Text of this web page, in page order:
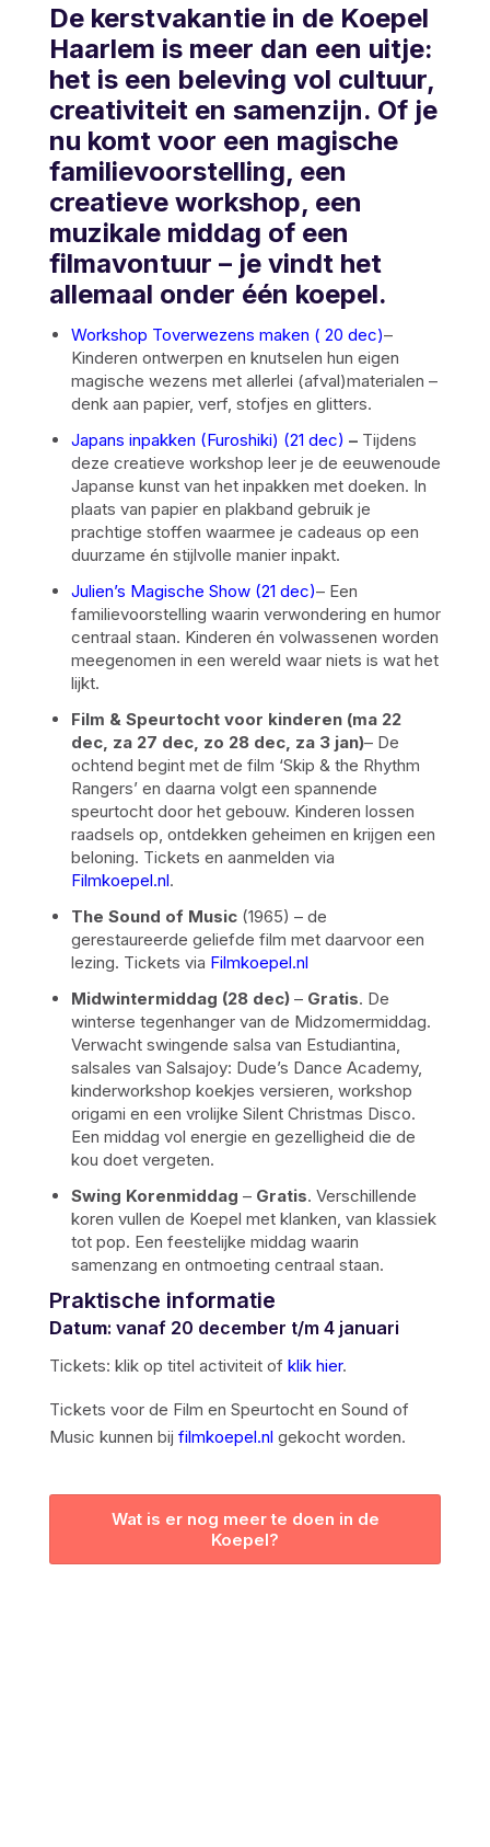
De kerstvakantie in de Koepel
Haarlem is meer dan een uitje:
het is een beleving vol cultuur,
creativiteit en samenzijn. Of je
nu komt voor een magische
familievoorstelling, een
creatieve workshop, een
muzikale middag of een
filmavontuur – je vindt het
allemaal onder één koepel.
Workshop Toverwezens maken ( 20 dec)–
Kinderen ontwerpen en knutselen hun eigen
magische wezens met allerlei (afval)materialen –
denk aan papier, verf, stofjes en glitters.
Japans inpakken (Furoshiki) (21 dec) – Tijdens
deze creatieve workshop leer je de eeuwenoude
Japanse kunst van het inpakken met doeken. In
plaats van papier en plakband gebruik je
prachtige stoffen waarmee je cadeaus op een
duurzame én stijlvolle manier inpakt.
Julien’s Magische Show (21 dec)– Een
familievoorstelling waarin verwondering en humor
centraal staan. Kinderen én volwassenen worden
meegenomen in een wereld waar niets is wat het
lijkt.
Film & Speurtocht voor kinderen (ma 22
dec, za 27 dec, zo 28 dec, za 3 jan)– De
ochtend begint met de film ‘Skip & the Rhythm
Rangers’ en daarna volgt een spannende
speurtocht door het gebouw. Kinderen lossen
raadsels op, ontdekken geheimen en krijgen een
beloning. Tickets en aanmelden via
Filmkoepel.nl.
The Sound of Music (1965) – de
gerestaureerde geliefde film met daarvoor een
lezing. Tickets via Filmkoepel.nl
Midwintermiddag (28 dec) – Gratis. De
winterse tegenhanger van de Midzomermiddag.
Verwacht swingende salsa van Estudiantina,
salsales van Salsajoy: Dude’s Dance Academy,
kinderworkshop koekjes versieren, workshop
origami en een vrolijke Silent Christmas Disco.
Een middag vol energie en gezelligheid die de
kou doet vergeten.
Swing Korenmiddag – Gratis. Verschillende
koren vullen de Koepel met klanken, van klassiek
tot pop. Een feestelijke middag waarin
samenzang en ontmoeting centraal staan.
Praktische informatie
Datum: vanaf 20 december t/m 4 januari
Tickets: klik op titel activiteit of klik hier.
Tickets voor de Film en Speurtocht en Sound of
Music kunnen bij filmkoepel.nl gekocht worden.
Wat is er nog meer te doen in de
Koepel?